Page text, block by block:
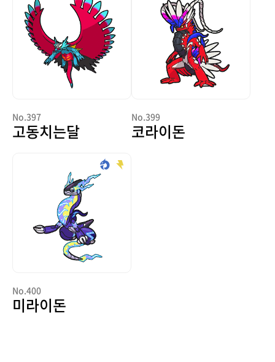
No.397
고동치는달
No.399
코라이돈
No.400
미라이돈